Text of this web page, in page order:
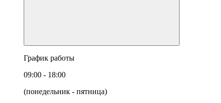
График работы
09:00 - 18:00
(понедельник - пятница)